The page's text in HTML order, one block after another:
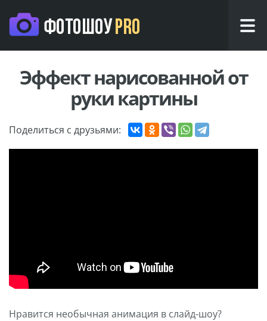
Эффект нарисованной от
руки картины
Поделиться с друзьями:
Нравится необычная анимация в слайд-шоу?